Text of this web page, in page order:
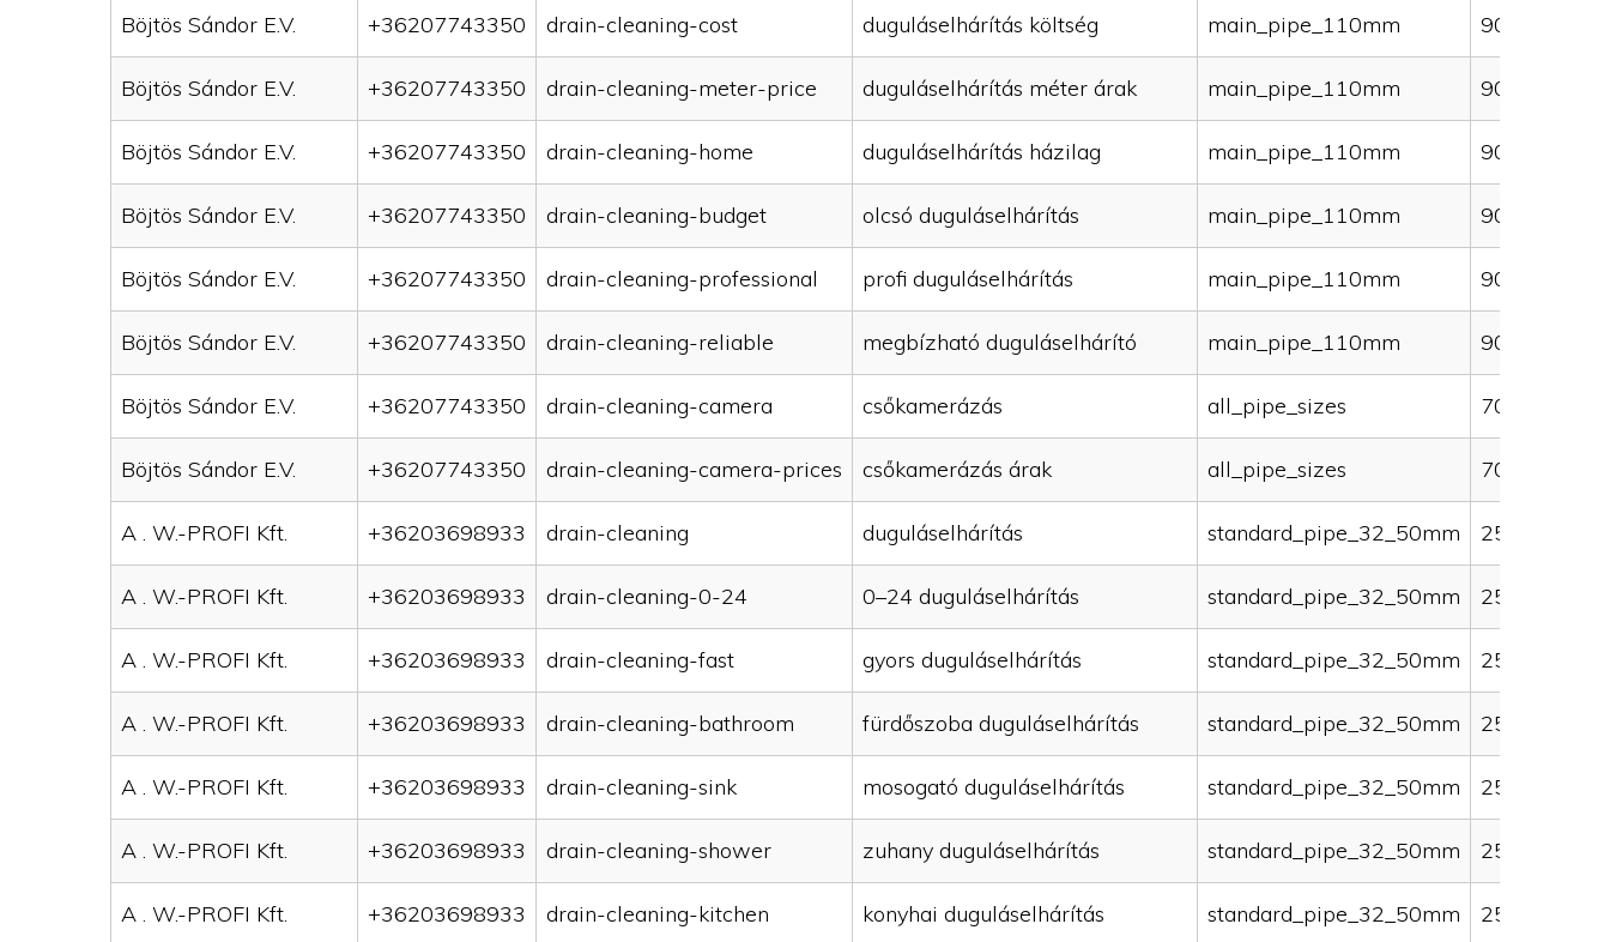
Böjtös Sándor E.V. +36207743350 drain-cleaning-cost duguláselhárítás költség main_pipe_110mm 90000
Böjtös Sándor E.V. +36207743350 drain-cleaning-meter-price duguláselhárítás méter árak main_pipe_110mm 90000
Böjtös Sándor E.V. +36207743350 drain-cleaning-home duguláselhárítás házilag main_pipe_110mm 90000
Böjtös Sándor E.V. +36207743350 drain-cleaning-budget olcsó duguláselhárítás main_pipe_110mm 90000
Böjtös Sándor E.V. +36207743350 drain-cleaning-professional profi duguláselhárítás main_pipe_110mm 90000
Böjtös Sándor E.V. +36207743350 drain-cleaning-reliable megbízható duguláselhárító main_pipe_110mm 90000
Böjtös Sándor E.V. +36207743350 drain-cleaning-camera csőkamerázás all_pipe_sizes 70000
Böjtös Sándor E.V. +36207743350 drain-cleaning-camera-prices csőkamerázás árak all_pipe_sizes 70000
A . W.-PROFI Kft. +36203698933 drain-cleaning duguláselhárítás standard_pipe_32_50mm 25000
A . W.-PROFI Kft. +36203698933 drain-cleaning-0-24 0–24 duguláselhárítás standard_pipe_32_50mm 25000
A . W.-PROFI Kft. +36203698933 drain-cleaning-fast gyors duguláselhárítás standard_pipe_32_50mm 25000
A . W.-PROFI Kft. +36203698933 drain-cleaning-bathroom fürdőszoba duguláselhárítás standard_pipe_32_50mm 25000
A . W.-PROFI Kft. +36203698933 drain-cleaning-sink mosogató duguláselhárítás standard_pipe_32_50mm 25000
A . W.-PROFI Kft. +36203698933 drain-cleaning-shower zuhany duguláselhárítás standard_pipe_32_50mm 25000
A . W.-PROFI Kft. +36203698933 drain-cleaning-kitchen konyhai duguláselhárítás standard_pipe_32_50mm 25000